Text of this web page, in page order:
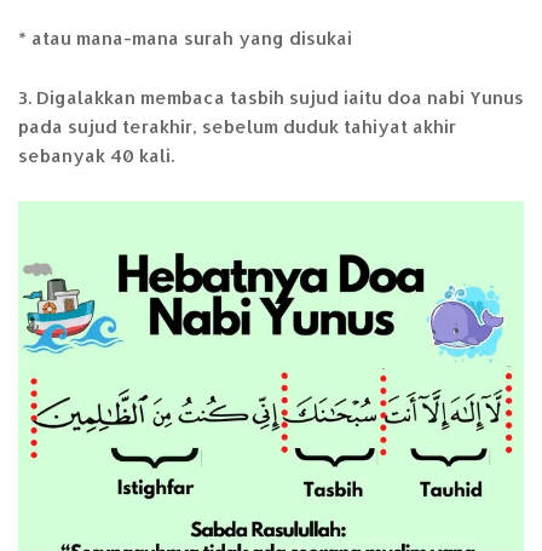
* atau mana-mana surah yang disukai
3. Digalakkan membaca tasbih sujud iaitu doa nabi Yunus
pada sujud terakhir, sebelum duduk tahiyat akhir
sebanyak 40 kali.